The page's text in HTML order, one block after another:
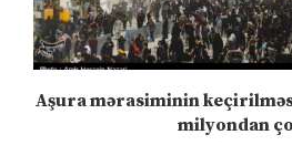
Aşura mərasiminin
milyondan